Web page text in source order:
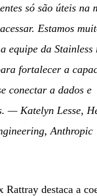
só são úteis na
Estamos
equipe da Stainless
fortalecer a
conectar a dados e
— Katelyn Lesse,
Anthropic
Rattray destaca a